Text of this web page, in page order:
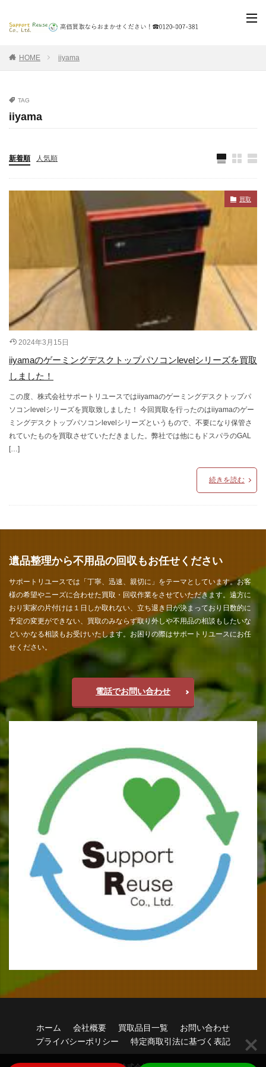
HOME iiyama
TAG
iiyama
新着順 人気順
買取
2024年3月15日
iiyamaのゲーミングデスクトップパソコンlevelシリーズを買取
しました！
この度、株式会社サポートリユースではiiyamaのゲーミングデスクトップパ
ソコンlevelシリーズを買取致しました！ 今回買取を行ったのはiiyamaのゲー
ミングデスクトップパソコンlevelシリーズというもので、不要になり保管さ
れていたものを買取させていただきました。弊社では他にもドスパラのGAL
[…]
続きを読む
遺品整理から不用品の回収もお任せください
サポートリユースでは「丁寧、迅速、親切に」をテーマとしています。お客
様の希望やニーズに合わせた買取・回収作業をさせていただきます。遠方に
おり実家の片付けは１日しか取れない、立ち退き日が決まっており日数的に
予定の変更ができない、買取のみならず取り外しや不用品の相談もしたいな
どいかなる相談もお受けいたします。お困りの際はサポートリユースにお任
せください。
電話でお問い合わせ
ホーム 会社概要 買取品目一覧
お問い合わせ
プライバシーポリシー
特定商取引法に基づく表記